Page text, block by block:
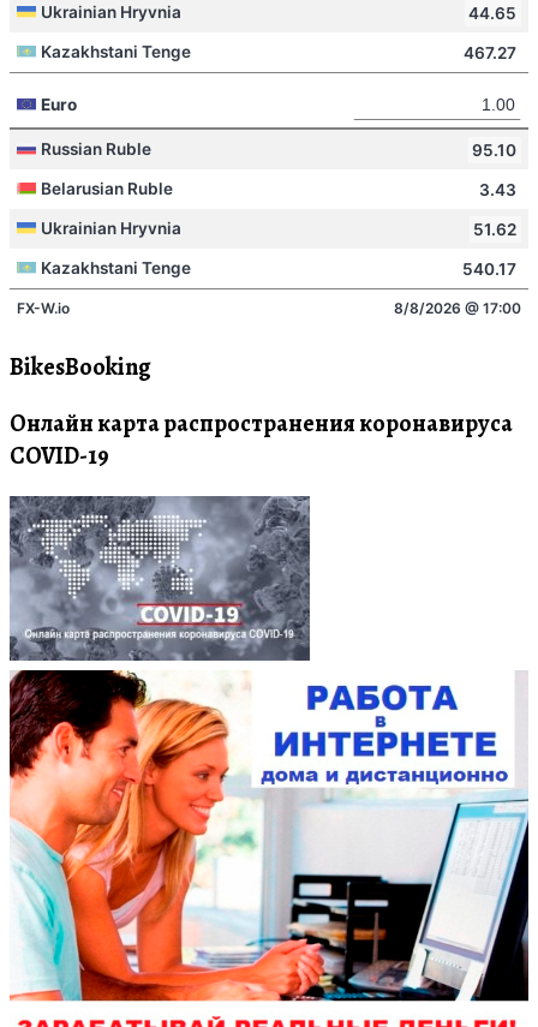
BikesBooking
Онлайн карта распространения коронавируса
COVID-19